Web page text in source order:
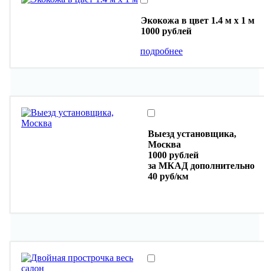
Экокожа в цвет 1.4 м х 1 м
1000 рублей
подробнее
Выезд установщика,
Москва
1000 рублей
за МКАД дополнительно
40 руб/км